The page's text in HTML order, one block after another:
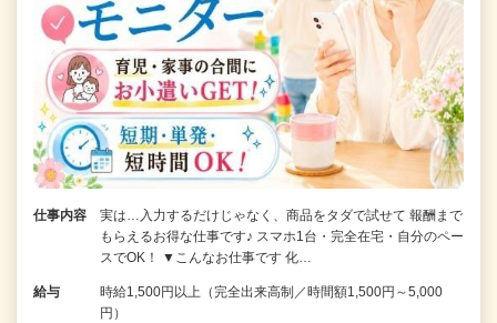
仕事内容
実は…入力するだけじゃなく、商品をタダで試せて 報酬まで
もらえるお得な仕事です♪ スマホ1台・完全在宅・自分のペー
スでOK！ ▼こんなお仕事です 化…
給与
時給1,500円以上（完全出来高制／時間額1,500円～5,000
円）